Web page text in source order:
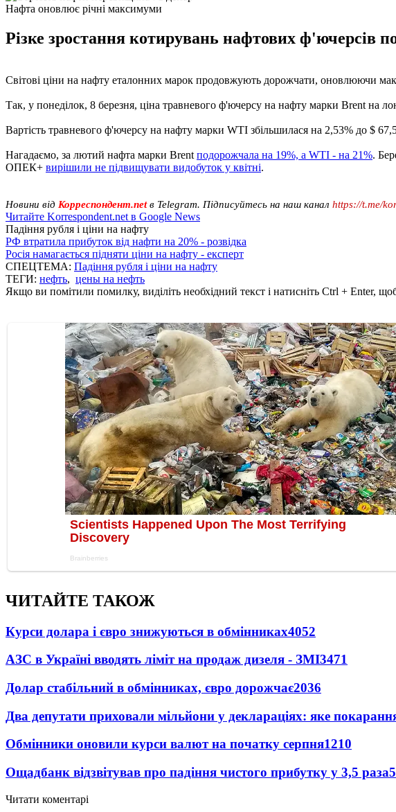
Нафта оновлює річні максимуми
Різке зростання котирувань нафтових ф'ючерсів
Світові ціни на нафту еталонних марок продовжують дорожчати, оновлюючи
Так, у понеділок, 8 березня, ціна травневого ф'ючерсу на нафту марки Brent на
Вартість травневого ф'ючерсу на нафту марки WTI збільшилася на 2,53% до $
Нагадаємо, за лютий нафта марки Brent подорожчала на 19%, а WTI - на 21%.
ОПЕК+ вирішили не підвищувати видобуток у квітні.
Новини від Корреспондент.netв Telegram. Підписуйтесь на наш канал https://t.me/
Читайте Korrespondent.net в Google News
Падіння рубля і ціни на нафту
РФ втратила прибуток від нафти на 20% - розвідка
Росія намагається підняти ціни на нафту - експерт
СПЕЦТЕМА: Падіння рубля і ціни на нафту
ТЕГИ: нефть, цены на нефть
Якщо ви помітили помилку, виділіть необхідний текст і натисніть Ctrl + Enter,
ЧИТАЙТЕ ТАКОЖ
Курси долара і євро знижуються в обмінниках4052
АЗС в Україні вводять ліміт на продаж дизеля - ЗМІ3471
Долар стабільний в обмінниках, євро дорожчає2036
Два депутати приховали мільйони у деклараціях: яке
Обмінники оновили курси валют на початку серпня1210
Ощадбанк відзвітував про падіння чистого прибутку у 3,5 раза
Читати коментарі